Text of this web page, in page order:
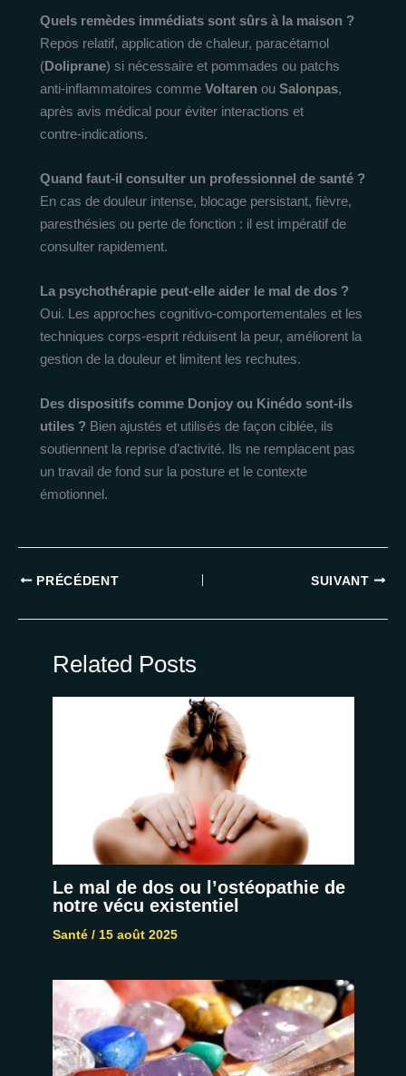
Quels remèdes immédiats sont sûrs à la maison ?
Repos relatif, application de chaleur, paracétamol
(Doliprane) si nécessaire et pommades ou patchs
anti-inflammatoires comme Voltaren ou Salonpas,
après avis médical pour éviter interactions et
contre‑indications.
Quand faut-il consulter un professionnel de santé ?
En cas de douleur intense, blocage persistant, fièvre,
paresthésies ou perte de fonction : il est impératif de
consulter rapidement.
La psychothérapie peut-elle aider le mal de dos ?
Oui. Les approches cognitivo-comportementales et les
techniques corps‑esprit réduisent la peur, améliorent la
gestion de la douleur et limitent les rechutes.
Des dispositifs comme Donjoy ou Kinédo sont-ils
utiles ? Bien ajustés et utilisés de façon ciblée, ils
soutiennent la reprise d’activité. Ils ne remplacent pas
un travail de fond sur la posture et le contexte
émotionnel.
PRÉCÉDENT SUIVANT
Related Posts
Le mal de dos ou l’ostéopathie de
notre vécu existentiel
Santé/ 15 août 2025